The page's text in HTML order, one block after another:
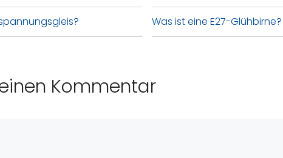
Was ist eine E27-Glühbirne?
Kommentar